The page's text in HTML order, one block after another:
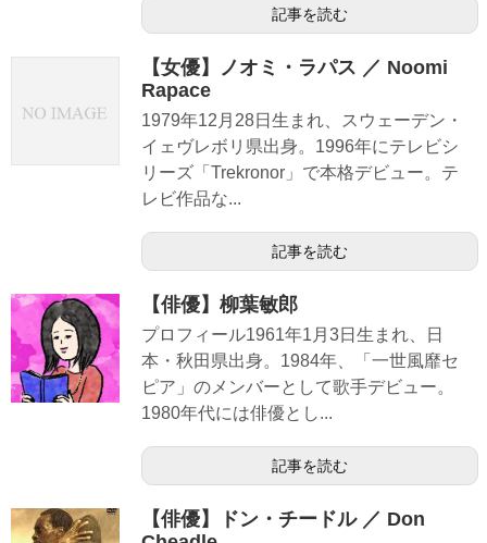
記事を読む
【女優】ノオミ・ラパス ／ Noomi
Rapace
1979年12月28日生まれ、スウェーデン・
イェヴレボリ県出身。1996年にテレビシ
リーズ「Trekronor」で本格デビュー。テ
レビ作品な...
記事を読む
【俳優】柳葉敏郎
プロフィール1961年1月3日生まれ、日
本・秋田県出身。1984年、「一世風靡セ
ピア」のメンバーとして歌手デビュー。
1980年代には俳優とし...
記事を読む
【俳優】ドン・チードル ／ Don